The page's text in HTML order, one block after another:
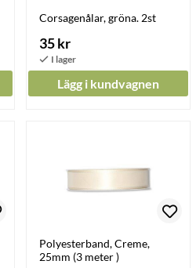
Corsagenålar, gröna. 2st
35 kr
Lägg i kundvagnen
Polyesterband, Creme,
25mm (3 meter )